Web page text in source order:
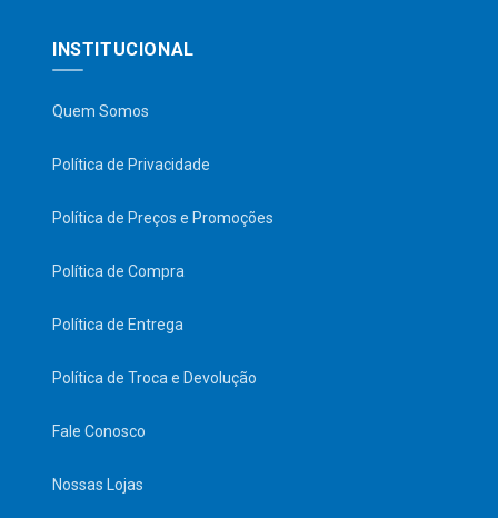
INSTITUCIONAL
Quem Somos
Política de Privacidade
Política de Preços e Promoções
Política de Compra
Política de Entrega
Política de Troca e Devolução
Fale Conosco
Nossas Lojas